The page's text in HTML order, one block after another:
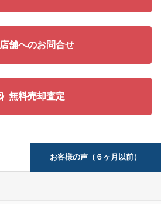
店舗へのお問合せ
無料売却査定
お客様の声（６ヶ月以前）